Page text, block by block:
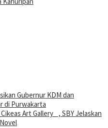
Gubernur KDM dan
di Purwakarta
Art Gallery_ , SBY Jelaskan